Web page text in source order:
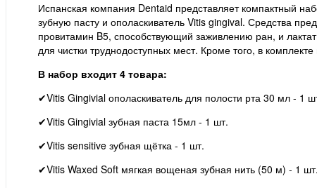
Испанская компания Dentaid представляет компактный
зубную пасту и ополаскиватель Vitis gingival. Средства
провитамин B5, способствующий заживлению ран, и
для чистки труднодоступных мест. Кроме того, в
В набор входит 4 товара:
✔Vitis Gingivial ополаскиватель для полости рта 30 мл - 1
✔Vitis Gingivial зубная паста 15мл - 1 шт.
✔Vitis sensitive зубная щётка - 1 шт.
✔Vitis Waxed Soft мягкая вощеная зубная нить (50 м) - 1